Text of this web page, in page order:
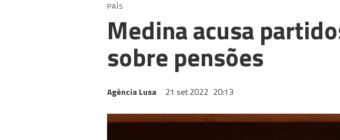
PAÍS
Medina acusa
sobre pensões
Agência Lusa 21 set 2022 20:13